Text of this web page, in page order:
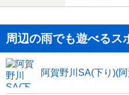
周辺の雨でも遊べるス
阿賀野川SA(下り)(